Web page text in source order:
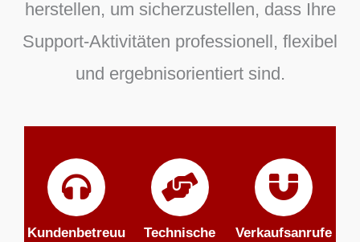
herstellen, um sicherzustellen, dass Ihre
Support-Aktivitäten professionell, flexibel
und ergebnisorientiert sind.
Kundenbetreuu
Technische
Verkaufsanrufe